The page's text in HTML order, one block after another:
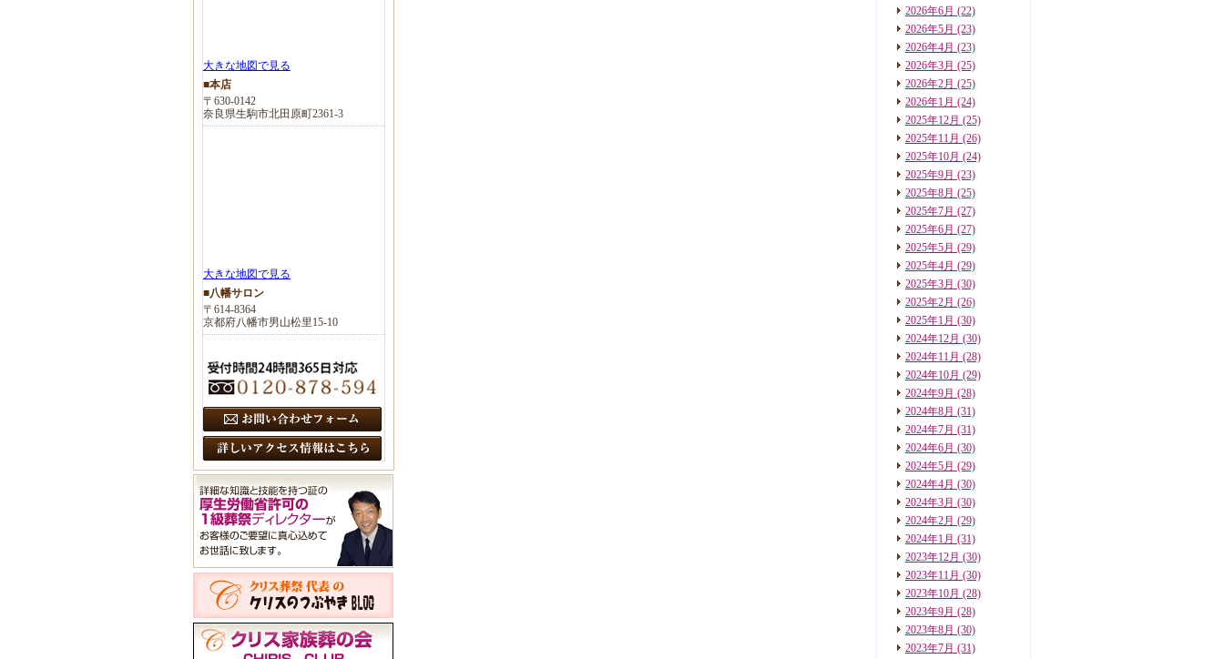
2026年6月 (22)
2026年5月 (23)
2026年4月 (23)
2026年3月 (25)
2026年2月 (25)
2026年1月 (24)
2025年12月 (25)
2025年11月 (26)
2025年10月 (24)
2025年9月 (23)
2025年8月 (25)
2025年7月 (27)
2025年6月 (27)
2025年5月 (29)
2025年4月 (29)
2025年3月 (30)
2025年2月 (26)
2025年1月 (30)
2024年12月 (30)
2024年11月 (28)
2024年10月 (29)
2024年9月 (28)
2024年8月 (31)
2024年7月 (31)
2024年6月 (30)
2024年5月 (29)
2024年4月 (30)
2024年3月 (30)
2024年2月 (29)
2024年1月 (31)
2023年12月 (30)
2023年11月 (30)
2023年10月 (28)
2023年9月 (28)
2023年8月 (30)
2023年7月 (31)
大きな地図で見る
■本店
〒630-0142
奈良県生駒市北田原町2361-3
大きな地図で見る
■八幡サロン
〒614-8364
京都府八幡市男山松里15-10